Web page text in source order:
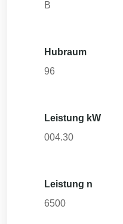
B
Hubraum
96
Leistung kW
004.30
Leistung n
6500